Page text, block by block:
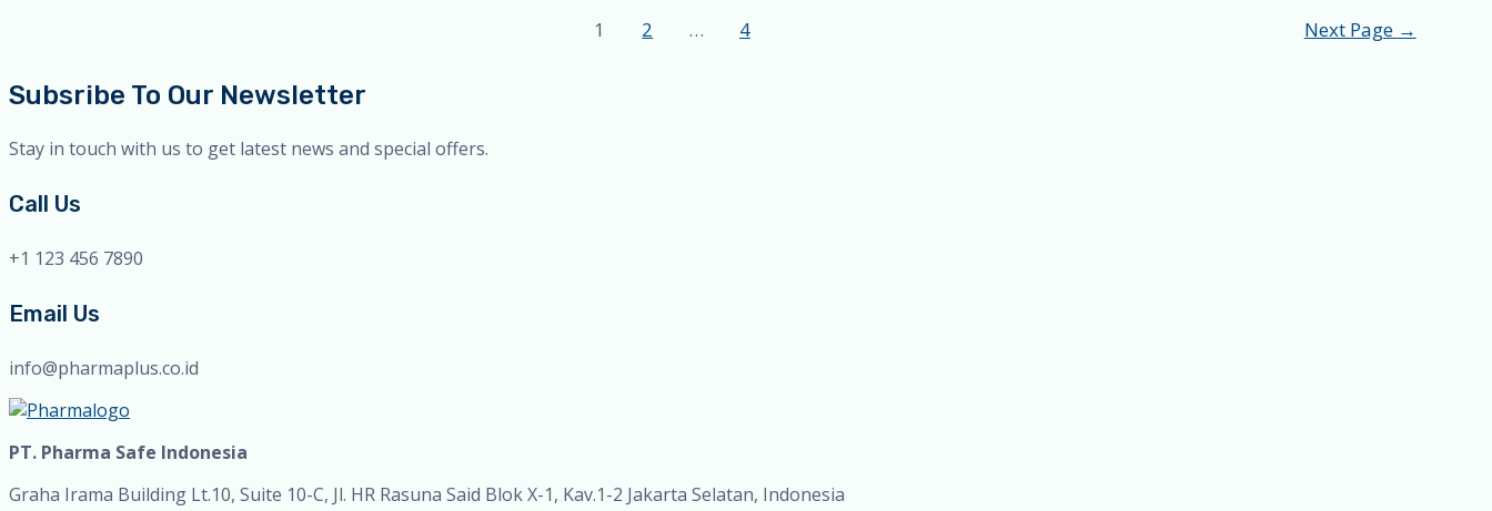
1 2 … 4 Next Page →
Subsribe To Our Newsletter
Stay in touch with us to get latest news and special offers.
Call Us
+1 123 456 7890
Email Us
info@pharmaplus.co.id
PT. Pharma Safe Indonesia
Graha Irama Building Lt.10, Suite 10-C, Jl. HR Rasuna Said Blok X-1, Kav.1-2 Jakarta Selatan, Indonesia